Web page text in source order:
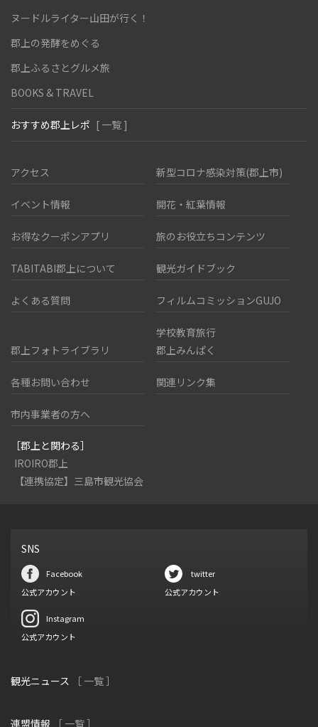
ヌードルライター山田が行く！
郡上の発酵をめぐる
郡上ふるさとグルメ旅
BOOKS & TRAVEL
おすすめ郡上レポ [ 一覧 ]
アクセス 新型コロナ感染対策(郡上市)
イベント情報 開花・紅葉情報
お得なクーポンアプリ 旅のお役立ちコンテンツ
TABITABI郡上について 観光ガイドブック
よくある質問 フィルムコミッションGUJO
郡上フォトライブラリ
学校教育旅行
郡上みんぱく
各種お問い合わせ 関連リンク集
市内事業者の方へ
［郡上と関わる］
IROIRO郡上
【連携協定】三島市観光協会
SNS
Facebook
公式アカウント
twitter
公式アカウント
Instagram
公式アカウント
観光ニュース ［ 一覧 ］
連盟情報 ［ 一覧 ］